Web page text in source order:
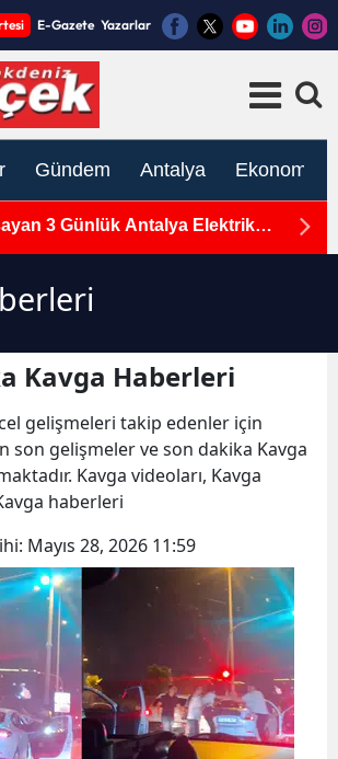
E-Gazete Yazarlar
Gündem Antalya Ekonomi
3 Günlük Antalya Elektrik
Kavga Haberleri
gelişmeleri takip edenler için
son gelişmeler ve son dakika Kavga
Kavga videoları, Kavga
haberleri
Mayıs 28, 2026 11:59